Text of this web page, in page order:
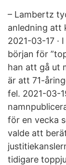
– Lambertz
anledning att
2021-03-17 ·
början för
han att gå ut
är att 71-
fel. 2021-03-
för en vecka
valde att
tidigare